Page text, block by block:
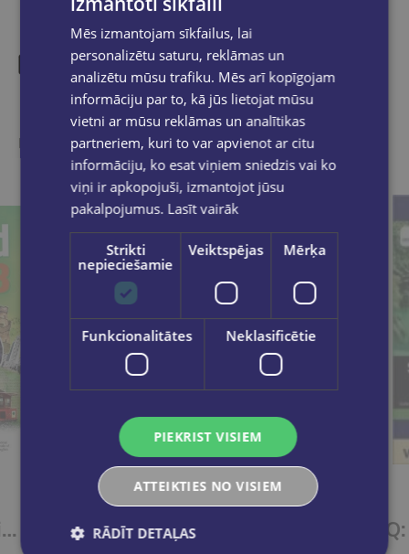
Līdzīgas preces
Ieskaties, varbūt noder
iSucceed in English 3 SBk + Online Practice + eBook
Pēdējais eks.
Mēs izmantojam sīkfailus, lai
personalizētu saturu, reklāmas un
analizētu mūsu trafiku. Mēs arī kopīgojam
informāciju par to, kā jūs lietojat mūsu
vietni ar mūsu reklāmas un analītikas
partneriem, kuri to var apvienot ar citu
informāciju, ko esat viņiem sniedzis vai ko
viņi ir apkopojuši, izmantojot jūsu
pakalpojumus. Lasīt vairāk
Strikti
nepieciešamie
Veiktspējas Mērķa
Funkcionalitātes Neklasificētie
PIEKRIST VISIEM
ATTEIKTIES NO VISIEM
RĀDĪT DETAĻAS